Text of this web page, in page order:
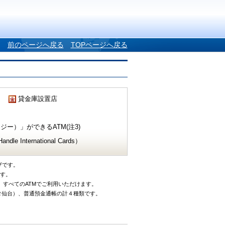
前のページへ戻る TOPページへ戻る
貸金庫設置店
ー）」ができるATM(注3)
International Cards）
す。
。
べてのATMでご利用いただけます。
台）、普通預金通帳の計４種類です。